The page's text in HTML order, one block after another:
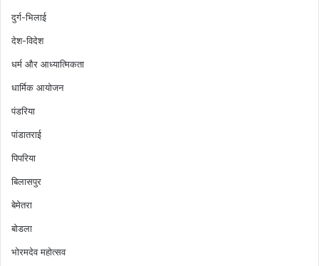
दुर्ग-भिलाई
देश-विदेश
धर्म और आध्यात्मिकता
धार्मिक आयोजन
पंडरिया
पांडातराई
पिपरिया
बिलासपुर
बेमेतरा
बोडला
भोरमदेव महोत्सव